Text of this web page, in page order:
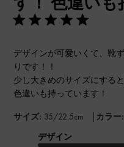
デザインが可愛いくて、靴
りです！！
少し大きめのサイズにする
色違いも持っています！
サイズ: 35/22.5cm | カラー:
デザイン